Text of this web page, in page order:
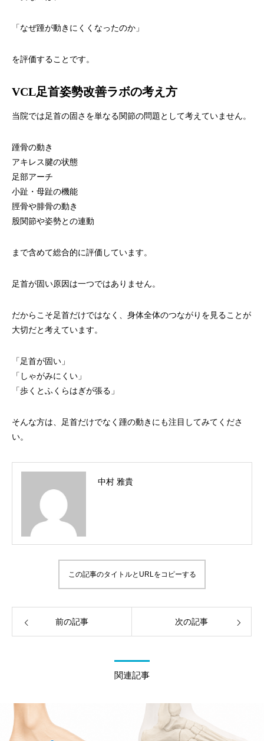
「なぜ踵が動きにくくなったのか」
を評価することです。
VCL足首姿勢改善ラボの考え方
当院では足首の固さを単なる関節の問題として考えていません。
踵骨の動き
アキレス腱の状態
足部アーチ
小趾・母趾の機能
脛骨や腓骨の動き
股関節や姿勢との連動
まで含めて総合的に評価しています。
足首が固い原因は一つではありません。
だからこそ足首だけではなく、身体全体のつながりを見ることが
大切だと考えています。
「足首が固い」
「しゃがみにくい」
「歩くとふくらはぎが張る」
そんな方は、足首だけでなく踵の動きにも注目してみてくださ
い。
中村 雅貴
この記事のタイトルとURLをコピーする
前の記事 次の記事
関連記事